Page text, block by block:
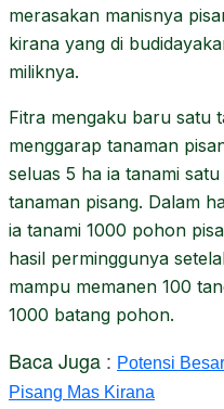
merasakan manisnya
kirana yang di
miliknya.
Fitra mengaku baru satu
menggarap tanaman
seluas 5 ha ia tanami satu
tanaman pisang. Dalam
ia tanami 1000 pohon
hasil perminggunya
mampu memanen 100
1000 batang pohon.
Baca Juga : Potensi
Pisang Mas Kirana